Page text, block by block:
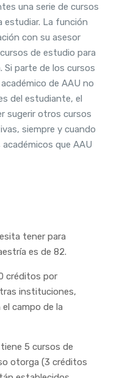
una serie de cursos
estudiar. La función
con su asesor
de estudio para
Si parte de los cursos
de AAU no
del estudiante, el
sugerir otros cursos
siempre y cuando
que AAU
tener para
es de 82.
créditos por
instituciones,
campo de la
5 cursos de
otorga (3 créditos